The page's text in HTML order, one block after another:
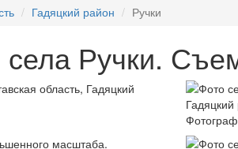
Гадяцкий район Ручки
Ручки.